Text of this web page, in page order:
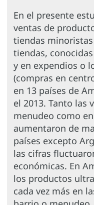
En el presente
ventas de
tiendas
tiendas,
y en expendios o
(compras en
en 13 países de
el 2013. Tanto las
menudeo como
aumentaron de
países excepto
las cifras
económicas. En
los productos
cada vez más en